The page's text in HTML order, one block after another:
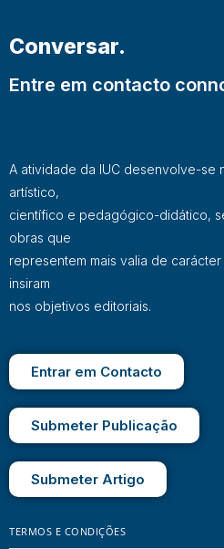
Conversar.
Entre em contacto
A atividade da IUC desenvolve-se
artístico,
científico e pedagógico-didático,
obras que
representem mais valia de
insiram
nos objetivos editoriais.
Entrar em Contacto
Submeter Publicação
Submeter Artigo
TERMOS E CONDIÇÕES